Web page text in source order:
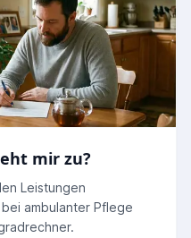
mir zu?
Leistungen
ambulanter Pflege